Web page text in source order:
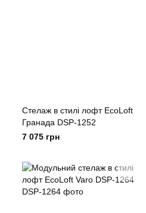
Стелаж в стилі лофт EcoLoft
Гранада DSP-1252
7 075 грн